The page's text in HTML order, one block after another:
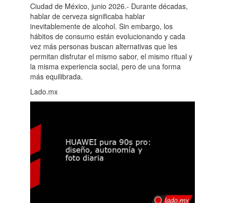
Ciudad de México, junio 2026.- Durante décadas,
hablar de cerveza significaba hablar
inevitablemente de alcohol. Sin embargo, los
hábitos de consumo están evolucionando y cada
vez más personas buscan alternativas que les
permitan disfrutar el mismo sabor, el mismo ritual y
la misma experiencia social, pero de una forma
más equilibrada.
Lado.mx